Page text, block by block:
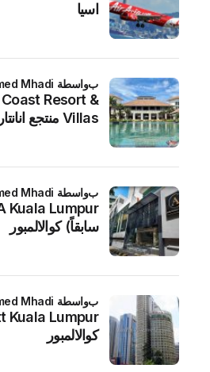
اسيا
Resort &
Villas منتجع انانتارا ديسارو
بواسطة Mohammed Mhadi
سابقاً) كوالالمبور
بواسطة Mohammed Mhadi
كوالالمبور
بواسطة Mohammed Mhadi